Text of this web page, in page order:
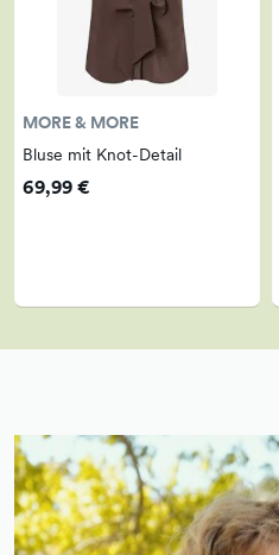
MORE & MORE
Bluse mit Knot-Detail
69,99 €